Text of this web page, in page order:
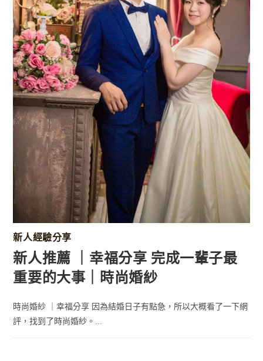
新人經驗分享
新人推薦 ｜幸福分享 完成一輩子最
重要的大事｜時尚婚紗
時尚婚紗 ｜幸福分享 因為結婚日子有點急，所以大概看了一下網
評，找到了時尚婚紗。...